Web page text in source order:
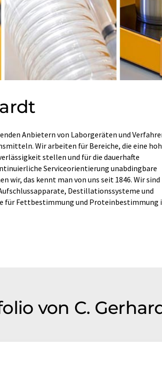
Anbietern von Laborgeräten und
Wir arbeiten für Bereiche, die eine
stellen und für die dauerhafte
Serviceorientierung unabdingbare
wir, das kennt man von uns seit 1846. Wir sind
Destillationssysteme und
für Fettbestimmung und Proteinbestimmung
von C.